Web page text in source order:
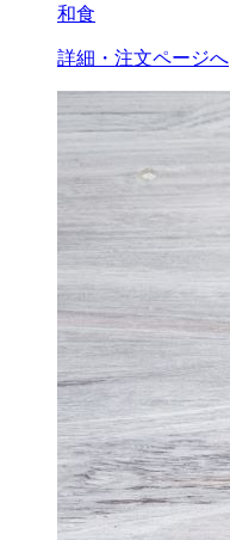
和食
詳細・注文ページへ